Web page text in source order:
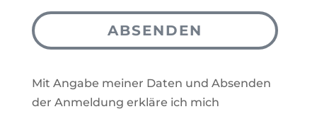
ABSENDEN
Mit Angabe meiner Daten und Absenden
der Anmeldung erkläre ich mich